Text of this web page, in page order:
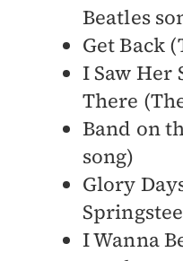
Beatles
Get Back
I Saw Her
There
Band on
song)
Glory
I Wanna